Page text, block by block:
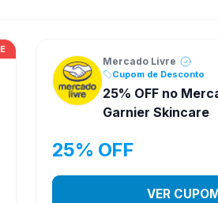
Mercado Livre
Cupom de Desconto
25% OFF no
Garnier Skincare
25% OFF
VER